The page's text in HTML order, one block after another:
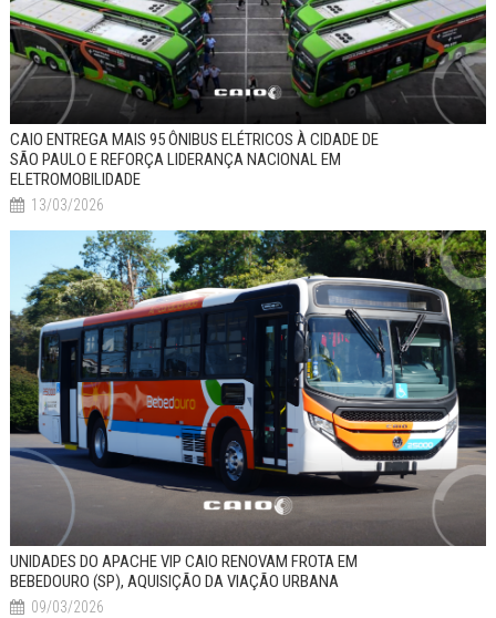
CAIO ENTREGA MAIS 95 ÔNIBUS ELÉTRICOS À CIDADE DE
SÃO PAULO E REFORÇA LIDERANÇA NACIONAL EM
ELETROMOBILIDADE
13/03/2026
UNIDADES DO APACHE VIP CAIO RENOVAM FROTA EM
BEBEDOURO (SP), AQUISIÇÃO DA VIAÇÃO URBANA
09/03/2026